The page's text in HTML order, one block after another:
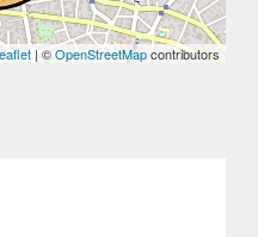
| ©OpenStreetMapcontributors